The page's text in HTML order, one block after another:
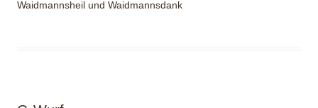
Waidmannsheil und Waidmannsdank